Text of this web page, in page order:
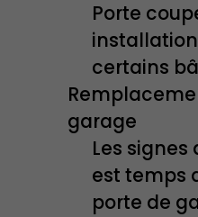
Porte
certains
garage
Les
est temps
porte de